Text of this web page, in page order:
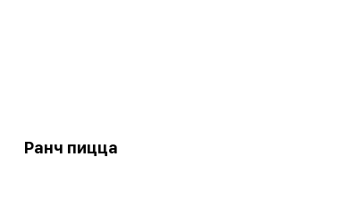
Ранч пицца